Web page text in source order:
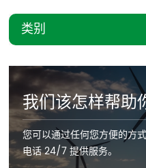
类别
我们该怎样帮助
您可以通过任何您方便的方
电话 24/7 提供服务。